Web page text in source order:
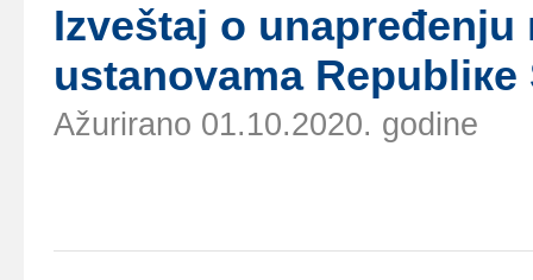
Izvеštај о
ustаnоvаmа Rеpubliке
Ažurirano 01.10.2020. godine